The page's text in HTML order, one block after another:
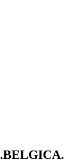
.BELGICA.